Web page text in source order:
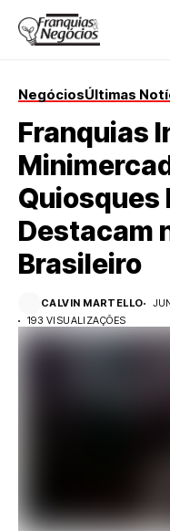
NegóciosÚltimas
Franquias
Destacam
Brasileiro
CALVIN MARTELLO
193 VISUALIZAÇÕES